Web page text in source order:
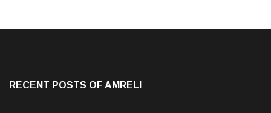
RECENT POSTS OF AMRELI